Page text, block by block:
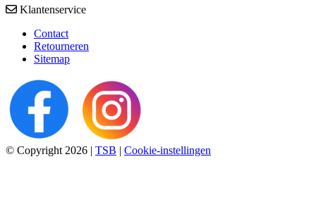
Klantenservice
Contact
Retourneren
Sitemap
© Copyright 2026 | TSB | Cookie-instellingen